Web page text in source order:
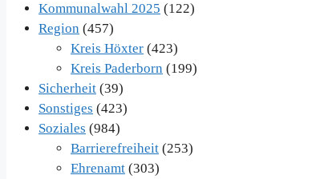
Kommunalwahl 2025 (122)
Region (457)
Kreis Höxter (423)
Kreis Paderborn (199)
Sicherheit (39)
Sonstiges (423)
Soziales (984)
Barrierefreiheit (253)
Ehrenamt (303)